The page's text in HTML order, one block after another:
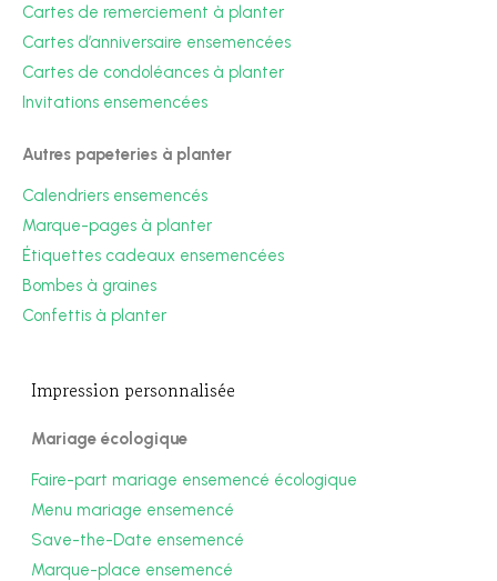
Cartes de remerciement à planter
Cartes d’anniversaire ensemencées
Cartes de condoléances à planter
Invitations ensemencées
Autres papeteries à planter
Calendriers ensemencés
Marque-pages à planter
Étiquettes cadeaux ensemencées
Bombes à graines
Confettis à planter
Impression personnalisée
Mariage écologique
Faire-part mariage ensemencé écologique
Menu mariage ensemencé
Save-the-Date ensemencé
Marque-place ensemencé